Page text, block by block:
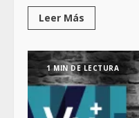
Leer Más
1 MIN DE LECTURA